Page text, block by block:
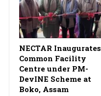
NECTAR Inaugurates
Common Facility
Centre under PM-
DevINE Scheme at
Boko, Assam